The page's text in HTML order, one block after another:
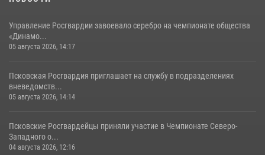
Управление Росгвардии завоевало серебро на чемпионате общества
«Динамо...
05 августа 2026, 14:17
Псковская Росгвардия приглашает на службу в подразделениях
вневедомств...
05 августа 2026, 14:14
Псковские Росгвардейцы приняли участие в Чемпионате Северо-
Западного о...
04 августа 2026, 12:16